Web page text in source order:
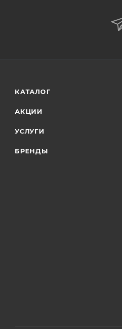
КАТАЛОГ
АКЦИИ
УСЛУГИ
БРЕНДЫ